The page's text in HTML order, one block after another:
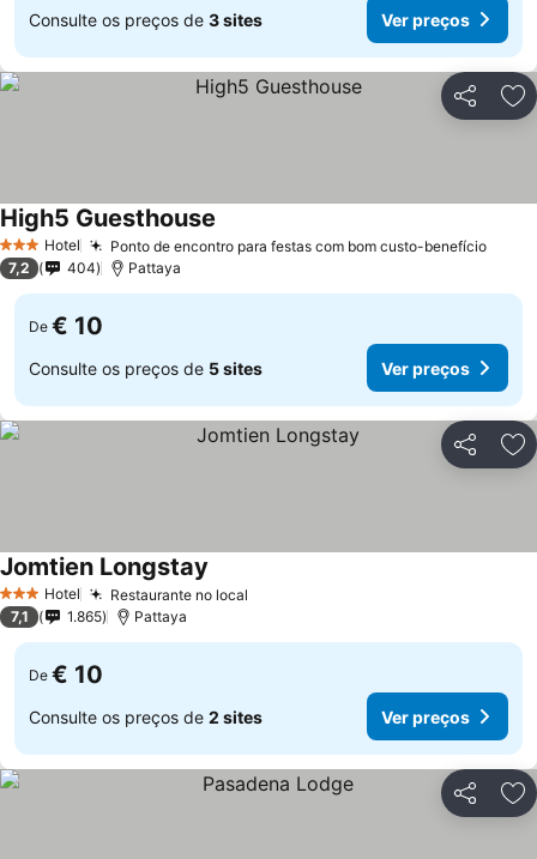
Consulte os preços de 3 sites Ver preços
Partilhar
3 EstrelasHotel Ponto de encontro para festas com bom custo-benefício
High5 Guesthouse
7,2 404 Pattaya
De € 10
Consulte os preços de 5 sites Ver preços
Partilhar
3 EstrelasHotel Restaurante no local
Jomtien Longstay
7,1 1.865 Pattaya
De € 10
Consulte os preços de 2 sites Ver preços
Partilhar